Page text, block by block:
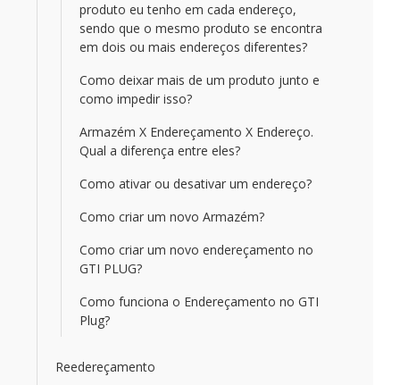
produto eu tenho em cada endereço,
sendo que o mesmo produto se encontra
em dois ou mais endereços diferentes?
Como deixar mais de um produto junto e
como impedir isso?
Armazém X Endereçamento X Endereço.
Qual a diferença entre eles?
Como ativar ou desativar um endereço?
Como criar um novo Armazém?
Como criar um novo endereçamento no
GTI PLUG?
Como funciona o Endereçamento no GTI
Plug?
Reedereçamento